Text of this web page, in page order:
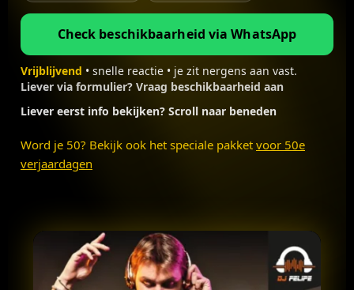
Check beschikbaarheid via WhatsApp
Vrijblijvend • snelle reactie • je zit nergens aan vast.
Liever via formulier? Vraag beschikbaarheid aan
Liever eerst info bekijken? Scroll naar beneden
Word je 50? Bekijk ook het speciale pakket voor 50e
verjaardagen